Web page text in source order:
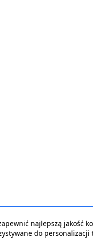
najlepszą jakość
do personalizacji